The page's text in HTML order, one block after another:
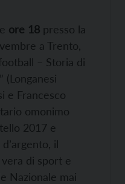
ore 18 presso la
a Trento,
– Storia di
(Longanesi
e Francesco
omonimo
2017 e
il
di sport e
Nazionale mai